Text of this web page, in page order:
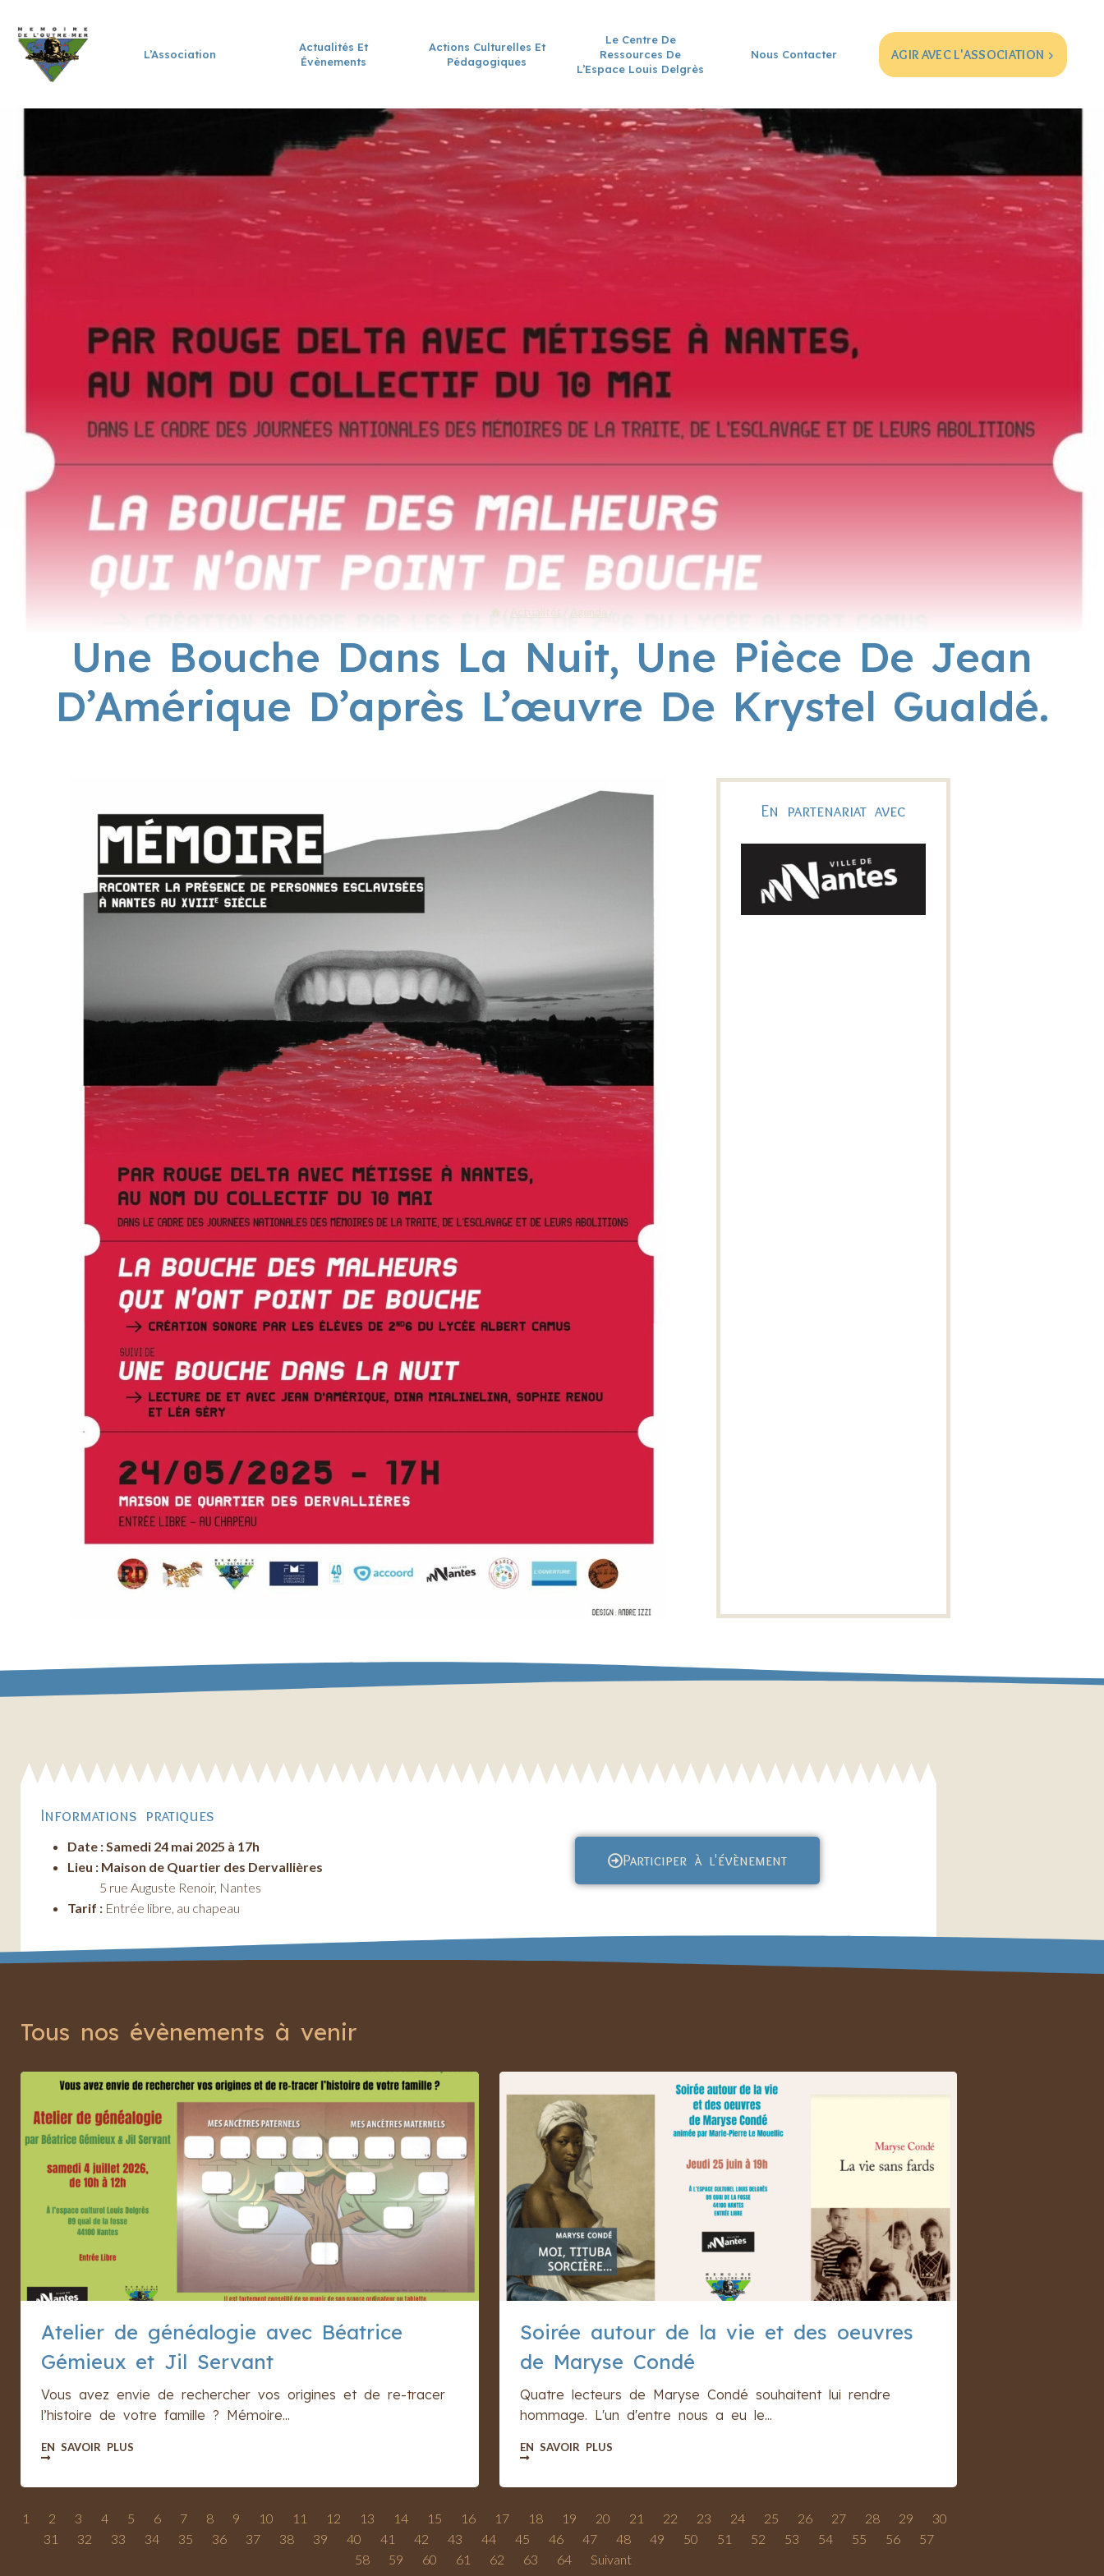
L’Association
Actualités Et
Évènements
Actions Culturelles Et
Pédagogiques
Le Centre De
Ressources De
L’Espace Louis Delgrès
Nous Contacter AGIR AVEC L'ASSOCIATION >
Agenda
Une Bouche Dans La Nuit, Une Pièce De Jean
D’Amérique D’après L’œuvre De Krystel Gualdé.
En partenariat avec
Informations pratiques
Date : Samedi 24 mai 2025 à 17h
Lieu : Maison de Quartier des Dervallières
5 rue Auguste Renoir, Nantes
Tarif : Entrée libre, au chapeau
Participer à l'évènement
Tous nos évènements à venir
Atelier de généalogie avec Béatrice
Gémieux et Jil Servant
Vous avez envie de rechercher vos origines et de re-tracer
l’histoire de votre famille ? Mémoire...
EN SAVOIR PLUS
Soirée autour de la vie et des oeuvres
de Maryse Condé
Quatre lecteurs de Maryse Condé souhaitent lui rendre
hommage. L'un d'entre nous a eu le...
EN SAVOIR PLUS
1 2 3 4 5 6 7 8 9 10 11 12 13 14 15 16 17 18 19 20 21 22 23 24 25 26 27 28 29
30
31
32 33 34 35 36 37 38 39 40 41 42 43 44 45 46 47 48 49 50 51 52 53 54 55 56
57
58
59 60 61 62 63 64 Suivant